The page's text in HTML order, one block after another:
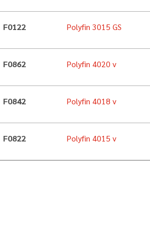
F0122 Polyfin 3015 GS
F0862 Polyfin 4020 v
F0842 Polyfin 4018 v
F0822 Polyfin 4015 v